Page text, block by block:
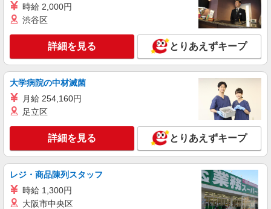
時給 2,000円
渋谷区
詳細を見る とりあえずキープ
大学病院の中材滅菌
月給 254,160円
足立区
詳細を見る とりあえずキープ
レジ・商品陳列スタッフ
時給 1,300円
大阪市中央区